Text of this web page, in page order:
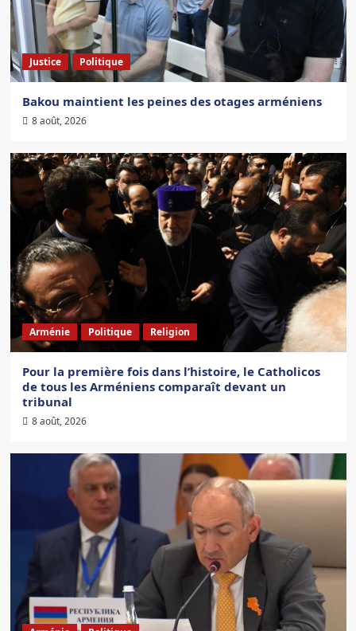
Justice Politique
Bakou maintient les peines des otages arméniens
8 août, 2026
Arménie Politique Religion
Pour la première fois dans l’histoire, le Catholicos
de tous les Arméniens comparaît devant un
tribunal
8 août, 2026